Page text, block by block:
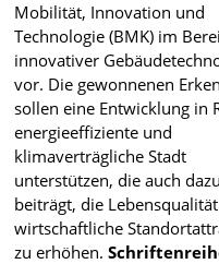
a
t
i
o
n
Mobilität, Innovation und
Technologie (BMK) im
innovativer
vor. Die gewonnenen
sollen eine Entwicklung in
energieeffiziente und
klimaverträgliche Stadt
unterstützen, die auch dazu
beiträgt, die
wirtschaftliche
zu erhöhen.